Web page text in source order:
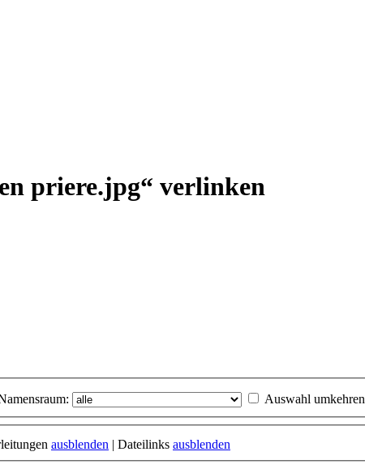
priere.jpg“ verlinken
Auswahl umkehren
ausblenden | Dateilinks ausblenden